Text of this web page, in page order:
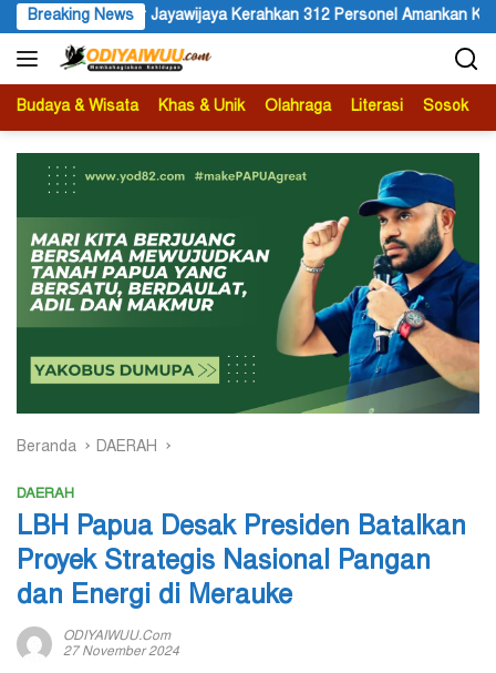
Langsung
ke
konten
Breaking News
Personel Amankan Karnaval Budaya Wamena HUT ke
Budaya & Wisata Khas & Unik Olahraga Literasi Sosok
Beranda DAERAH
DAERAH
LBH Papua Desak Presiden Batalkan
Proyek Strategis Nasional Pangan
dan Energi di Merauke
ODIYAIWUU.com
27 November 2024